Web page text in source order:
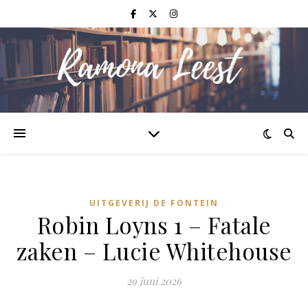
UITGEVERIJ DE FONTEIN
Robin Loyns 1 – Fatale
zaken – Lucie Whitehouse
29 juni 2026